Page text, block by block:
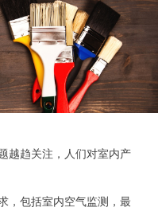
越趋关注，人们对室内产
，包括室内空气监测，最